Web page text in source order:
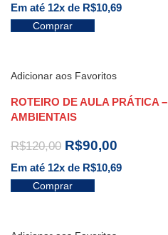
Em até 12x de R$10,69
Comprar
Adicionar aos Favoritos
ROTEIRO DE AULA PRÁTICA
AMBIENTAIS
R$120,00 R$90,00
Em até 12x de R$10,69
Comprar